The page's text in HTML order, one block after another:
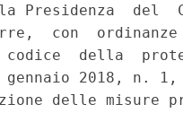
Presidenza
con
della
2018, n.
delle misure